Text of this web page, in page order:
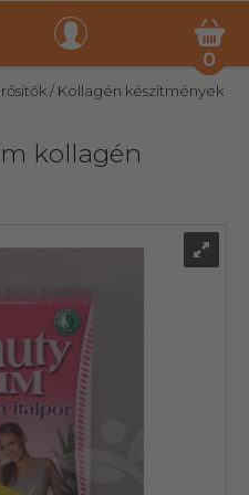
0
/ Kollagén készítmények
kollagén